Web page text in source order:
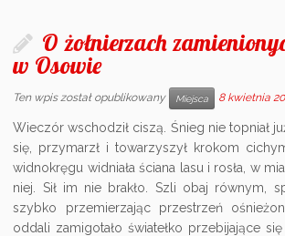
O żołnierzach
w Osowie
Ten wpis został opublikowany Miejsca 8 kwietnia
Wieczór wschodził ciszą. Śnieg nie topniał
się, przymarzł i towarzyszył krokom
widnokręgu widniała ściana lasu i rosła, w
niej. Sił im nie brakło. Szli obaj równym,
szybko przemierzając przestrzeń
oddali zamigotało światełko przebijające